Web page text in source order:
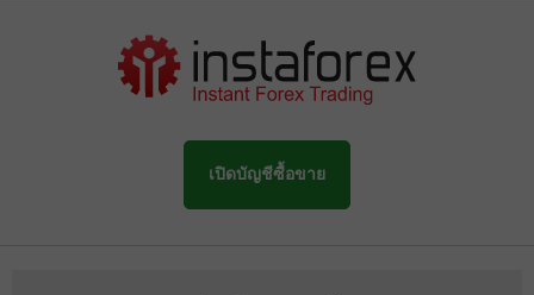
เปิดบัญชีซื้อขาย